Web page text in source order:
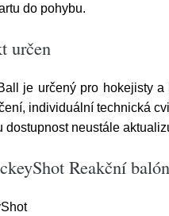
do pohybu.
určen
je určený pro hokejisty
individuální technická
dostupnost neustále
Reakční